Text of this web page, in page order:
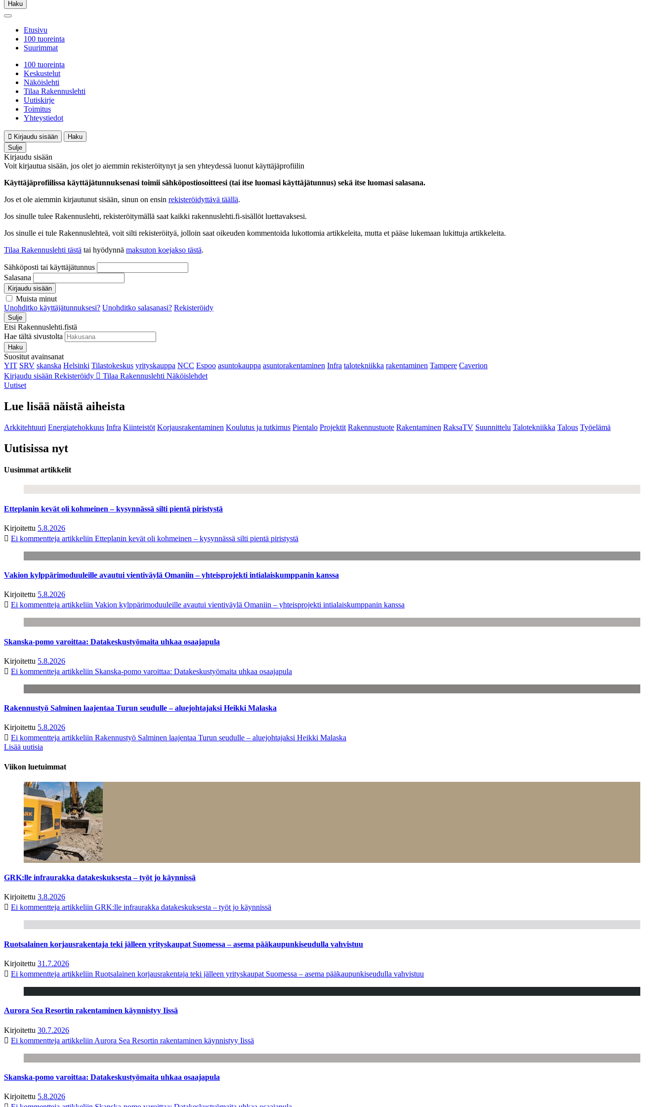
Haku
Etusivu
100 tuoreinta
Suurimmat
100 tuoreinta
Keskustelut
Näköislehti
Tilaa Rakennuslehti
Uutiskirje
Toimitus
Yhteystiedot
Kirjaudu sisään
Haku
Sulje
Kirjaudu sisään
Voit kirjautua sisään, jos olet jo aiemmin rekisteröitynyt ja sen yhteydessä luonut käyttäjäprofiilin
Käyttäjäprofiilissa käyttäjätunnuksenasi toimii sähköpostiosoitteesi (tai itse luomasi käyttäjätunnus) sekä itse luomasi salasana.
Jos et ole aiemmin kirjautunut sisään, sinun on ensin rekisteröidyttävä täällä.
Jos sinulle tulee Rakennuslehti, rekisteröitymällä saat kaikki rakennuslehti.fi-sisällöt luettavaksesi.
Jos sinulle ei tule Rakennuslehteä, voit silti rekisteröityä, jolloin saat oikeuden kommentoida lukottomia artikkeleita, mutta et pääse lukemaan lukittuja artikkeleita.
Tilaa Rakennuslehti tästä tai hyödynnä maksuton koejakso tästä.
Sähköposti tai käyttäjätunnus
Salasana
Kirjaudu sisään
Muista minut
Unohditko käyttäjätunnuksesi? Unohditko salasanasi? Rekisteröidy
Sulje
Etsi Rakennuslehti.fistä
Hae tältä sivustolta
Haku
Suositut avainsanat
YIT SRV skanska Helsinki Tilastokeskus yrityskauppa NCC Espoo asuntokauppa asuntorakentaminen Infra talotekniikka rakentaminen Tampere Caverion
Kirjaudu sisään Rekisteröidy Tilaa Rakennuslehti Näköislehdet
Uutiset
Lue lisää näistä aiheista
Arkkitehtuuri Energiatehokkuus Infra Kiinteistöt Korjausrakentaminen Koulutus ja tutkimus Pientalo Projektit Rakennustuote Rakentaminen RaksaTV Suunnittelu Talotekniikka Talous Työelämä
Uutisissa nyt
Uusimmat artikkelit
Etteplanin kevät oli kohmeinen – kysynnässä silti pientä piristystä
Kirjoitettu 5.8.2026
Ei kommentteja artikkeliin Etteplanin kevät oli kohmeinen – kysynnässä silti pientä piristystä
Vakion kylppärimoduuleille avautui vientiväylä Omaniin – yhteisprojekti intialaiskumppanin kanssa
Kirjoitettu 5.8.2026
Ei kommentteja artikkeliin Vakion kylppärimoduuleille avautui vientiväylä Omaniin – yhteisprojekti intialaiskumppanin kanssa
Skanska-pomo varoittaa: Datakeskustyömaita uhkaa osaajapula
Kirjoitettu 5.8.2026
Ei kommentteja artikkeliin Skanska-pomo varoittaa: Datakeskustyömaita uhkaa osaajapula
Rakennustyö Salminen laajentaa Turun seudulle – aluejohtajaksi Heikki Malaska
Kirjoitettu 5.8.2026
Ei kommentteja artikkeliin Rakennustyö Salminen laajentaa Turun seudulle – aluejohtajaksi Heikki Malaska
Lisää uutisia
Viikon luetuimmat
GRK:lle infraurakka datakeskuksesta – työt jo käynnissä
Kirjoitettu 3.8.2026
Ei kommentteja artikkeliin GRK:lle infraurakka datakeskuksesta – työt jo käynnissä
Ruotsalainen korjausrakentaja teki jälleen yrityskaupat Suomessa – asema pääkaupunkiseudulla vahvistuu
Kirjoitettu 31.7.2026
Ei kommentteja artikkeliin Ruotsalainen korjausrakentaja teki jälleen yrityskaupat Suomessa – asema pääkaupunkiseudulla vahvistuu
Aurora Sea Resortin rakentaminen käynnistyy Iissä
Kirjoitettu 30.7.2026
Ei kommentteja artikkeliin Aurora Sea Resortin rakentaminen käynnistyy Iissä
Skanska-pomo varoittaa: Datakeskustyömaita uhkaa osaajapula
Kirjoitettu 5.8.2026